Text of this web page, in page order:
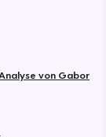
von Gabor